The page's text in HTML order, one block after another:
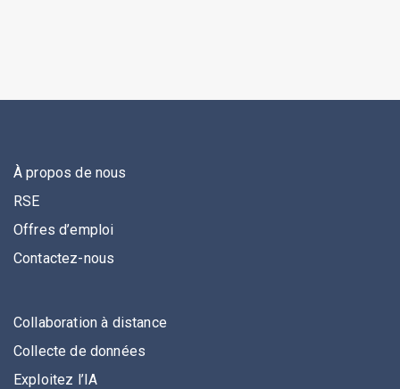
À propos de nous
RSE
Offres d’emploi
Contactez-nous
Collaboration à distance
Collecte de données
Exploitez l’IA